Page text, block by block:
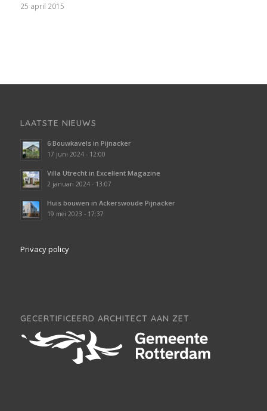
25 april 2015
LAATSTE NIEUWS
6 Bouwkavels in Pijnacker
17 juni 2024 - 12:00
Villa Utrecht in Excellent Magazine
2 januari 2024 - 13:07
Huis bouwen in Ackerswoude Pijnacker
19 mei 2023 - 17:37
Privacy policy
GECERTIFICEERD ARCHITECT AAN ZET